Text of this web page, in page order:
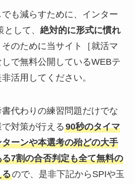
も減らすために、インター
して、 絶対的に形式に慣れ
そのために当サイト［就活マ
で無料公開しているWEBテ
活用してください。
代わりの練習問題だけでな
対策が行える90秒のタイマ
ーンや本選考の殆どの大手
7割の合否判定も全て無料の
るので、是非下記からSPIや玉